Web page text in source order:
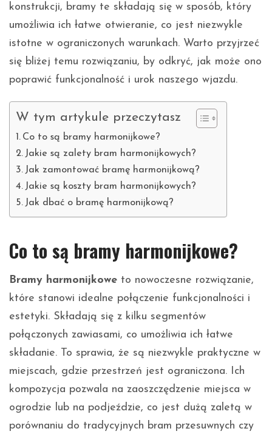
konstrukcji, bramy te składają się w sposób, który
umożliwia ich łatwe otwieranie, co jest niezwykle
istotne w ograniczonych warunkach. Warto przyjrzeć
się bliżej temu rozwiązaniu, by odkryć, jak może ono
poprawić funkcjonalność i urok naszego wjazdu.
W tym artykule przeczytasz
Co to są bramy harmonijkowe?
Jakie są zalety bram harmonijkowych?
Jak zamontować bramę harmonijkową?
Jakie są koszty bram harmonijkowych?
Jak dbać o bramę harmonijkową?
Co to są bramy harmonijkowe?
Bramy harmonijkowe to nowoczesne rozwiązanie,
które stanowi idealne połączenie funkcjonalności i
estetyki. Składają się z kilku segmentów
połączonych zawiasami, co umożliwia ich łatwe
składanie. To sprawia, że są niezwykle praktyczne w
miejscach, gdzie przestrzeń jest ograniczona. Ich
kompozycja pozwala na zaoszczędzenie miejsca w
ogrodzie lub na podjeździe, co jest dużą zaletą w
porównaniu do tradycyjnych bram przesuwnych czy